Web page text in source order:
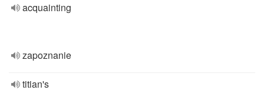
acquainting
zapoznanie
titian's